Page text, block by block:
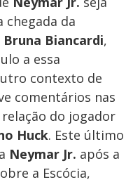
chegada da
Bruna Biancardi,
a essa
contexto de
comentários nas
do jogador
Huck. Este último
Neymar Jr. após a
a Escócia,